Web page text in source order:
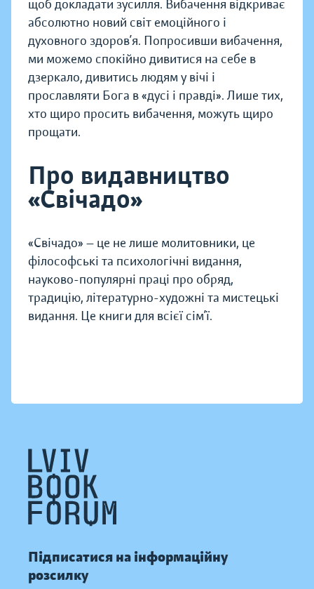
щоб докладати зусилля. Вибачення відкриває
абсолютно новий світ емоційного і
духовного здоров’я. Попросивши вибачення,
ми можемо спокійно дивитися на себе в
дзеркало, дивитись людям у вічі і
прославляти Бога в «дусі і правді». Лише тих,
хто щиро просить вибачення, можуть щиро
прощати.
Про видавництво
«Свічадо»
«Свічадо» — це не лише молитовники, це
філософські та психологічні видання,
науково-популярні праці про обряд,
традицію, літературно-художні та мистецькі
видання. Це книги для всієї сім’ї.
Підписатися на інформаційну
розсилку